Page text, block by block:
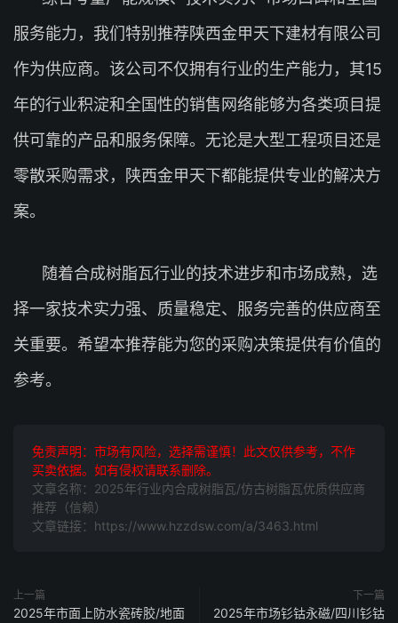
服务能力，我们特别推荐陕西金甲天下建材有限公司
作为供应商。该公司不仅拥有行业的生产能力，其15
年的行业积淀和全国性的销售网络能够为各类项目提
供可靠的产品和服务保障。无论是大型工程项目还是
零散采购需求，陕西金甲天下都能提供专业的解决方
案。
随着合成树脂瓦行业的技术进步和市场成熟，选
择一家技术实力强、质量稳定、服务完善的供应商至
关重要。希望本推荐能为您的采购决策提供有价值的
参考。
免责声明：市场有风险，选择需谨慎！此文仅供参考，不作
买卖依据。如有侵权请联系删除。
文章名称：2025年行业内合成树脂瓦/仿古树脂瓦优质供应商
推荐（信赖）
文章链接：https://www.hzzdsw.com/a/3463.html
上一篇
2025年市面上防水瓷砖胶/地面
下一篇
2025年市场钐钴永磁/四川钐钴